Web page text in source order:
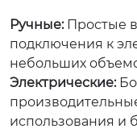
Ручные:Простые
подключения к
небольших
Электрические:
использования и